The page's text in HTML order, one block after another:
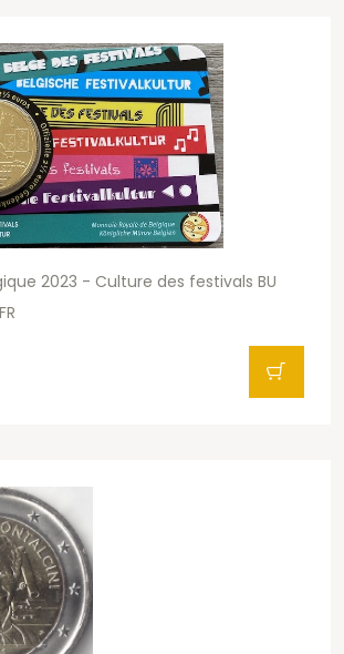
2023 - Culture des festivals BU